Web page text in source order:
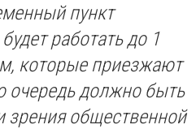
пункт
работать до 1
которые приезжают
очередь должно быть
зрения общественной